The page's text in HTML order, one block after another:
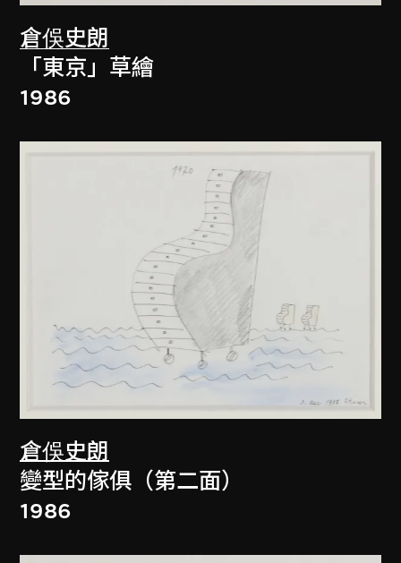
倉俁史朗
「東京」草繪
1986
倉俁史朗
變型的傢俱（第二面）
1986